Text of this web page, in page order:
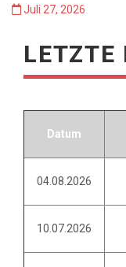
Juli 27, 2026
LETZTE
Datum
04.08.2026
10.07.2026